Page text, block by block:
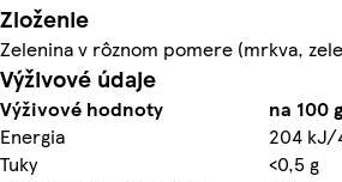
Zloženie
Zelenina v rôznom pomere (mrkva,
Výživové údaje
Výživové hodnoty
na 100
Energia
204 kJ/
Tuky
<0,5 g